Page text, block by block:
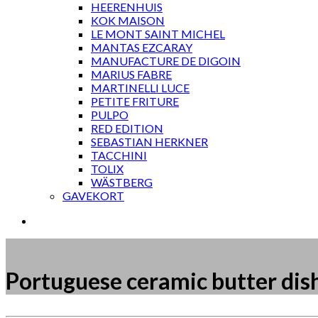
HEERENHUIS
KOK MAISON
LE MONT SAINT MICHEL
MANTAS EZCARAY
MANUFACTURE DE DIGOIN
MARIUS FABRE
MARTINELLI LUCE
PETITE FRITURE
PULPO
RED EDITION
SEBASTIAN HERKNER
TACCHINI
TOLIX
WÄSTBERG
GAVEKORT
Portuguese ceramic butter